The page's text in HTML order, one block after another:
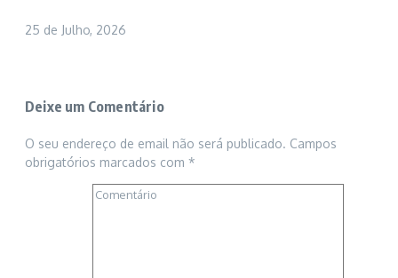
25 de Julho, 2026
Deixe um Comentário
O seu endereço de email não será publicado. Campos
obrigatórios marcados com *